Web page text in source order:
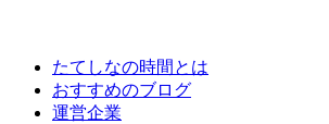
たてしなの時間とは
おすすめのブログ
運営企業